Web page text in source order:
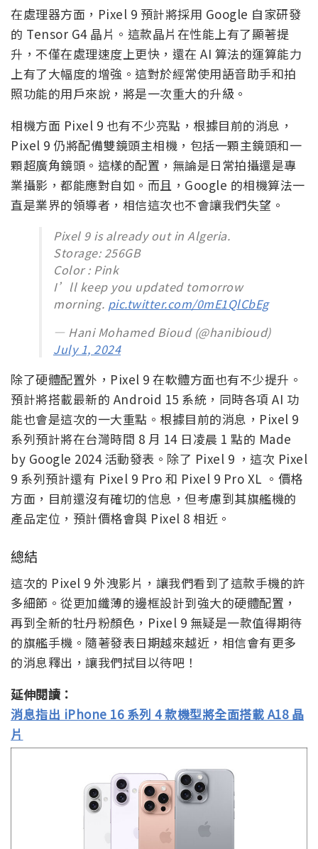
在處理器方面，Pixel 9 預計將採用 Google 自家研發
的 Tensor G4 晶片。這款晶片在性能上有了顯著提
升，不僅在處理速度上更快，還在 AI 算法的運算能力
上有了大幅度的增強。這對於經常使用語音助手和拍
照功能的用戶來說，將是一次重大的升級。
相機方面 Pixel 9 也有不少亮點，根據目前的消息，
Pixel 9 仍將配備雙鏡頭主相機，包括一顆主鏡頭和一
顆超廣角鏡頭。這樣的配置，無論是日常拍攝還是專
業攝影，都能應對自如。而且，Google 的相機算法一
直是業界的領導者，相信這次也不會讓我們失望。
Pixel 9 is already out in Algeria.
Storage: 256GB
Color : Pink
I’ll keep you updated tomorrow
morning. pic.twitter.com/0mE1QlCbEg
— Hani Mohamed Bioud (@hanibioud)
July 1, 2024
除了硬體配置外，Pixel 9 在軟體方面也有不少提升。
預計將搭載最新的 Android 15 系統，同時各項 AI 功
能也會是這次的一大重點。根據目前的消息，Pixel 9
系列預計將在台灣時間 8 月 14 日凌晨 1 點的 Made
by Google 2024 活動發表。除了 Pixel 9 ，這次 Pixel
9 系列預計還有 Pixel 9 Pro 和 Pixel 9 Pro XL 。價格
方面，目前還沒有確切的信息，但考慮到其旗艦機的
產品定位，預計價格會與 Pixel 8 相近。
總結
這次的 Pixel 9 外洩影片，讓我們看到了這款手機的許
多細節。從更加纖薄的邊框設計到強大的硬體配置，
再到全新的牡丹粉顏色，Pixel 9 無疑是一款值得期待
的旗艦手機。隨著發表日期越來越近，相信會有更多
的消息釋出，讓我們拭目以待吧！
延伸閱讀：
消息指出 iPhone 16 系列 4 款機型將全面搭載 A18 晶
片